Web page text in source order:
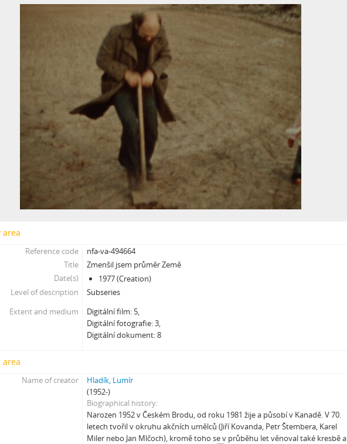
[Subseries] Za umělce roku jsem zvolila sebe
[Subseries] Rozhovor se Sylvií Plath
[Subseries] Jdi pryč. Vrať se
[Subseries] Úkryt
[Subseries] Up!
[Subseries] Up! #2
[Subseries] Vystěhování. Nastěhování
[Subseries] It's Buildable
[Subseries] Cesta do školy
[Subseries] Přestávka
[Subseries] Zrzavý film
[Subseries] Sběratel
[Subseries] Studna
[Subseries] Polednice
[Subseries] 13. revír
[Subseries] Po stopách krve
[Subseries] Spejbl a Hurvínek
[Subseries] Větev – Prorážení televize větví
[Subseries] 16 Sketches of Dialogue
[Subseries] Air – Znělka
[Subseries] Interno
area
Reference code
nfa-va-494664
Title
Zmenšil jsem průměr Země
Date(s)
1977 (Creation)
Level of description
Subseries
Extent and medium
Digitální film: 5,
Digitální fotografie: 3,
Digitální dokument: 8
area
Name of creator
Hladík, Lumír
(1952-)
Biographical history
Narozen 1952 v Českém Brodu, od roku 1981 žije a působí v Kanadě. V 70.
letech tvořil v okruhu akčních umělců (Jiří Kovanda, Petr Štembera, Karel
Miler nebo Jan Mlčoch), kromě toho se v průběhu let věnoval také kresbě a